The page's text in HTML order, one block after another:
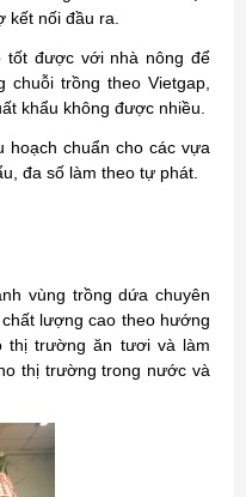
kết nối đầu ra.
tốt được với nhà nông để
trồng theo Vietgap,
khẩu không được nhiều.
chuẩn cho các vựa
đa số làm theo tự phát.
vùng trồng dứa chuyên
lượng cao theo hướng
thị trường ăn tươi và làm
thị trường trong nước và